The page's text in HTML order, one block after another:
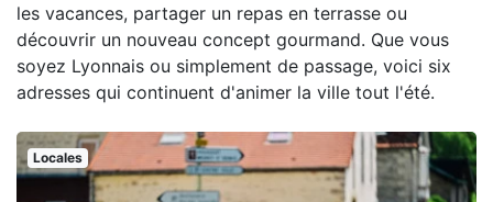
les vacances, partager un repas en terrasse ou
découvrir un nouveau concept gourmand. Que vous
soyez Lyonnais ou simplement de passage, voici six
adresses qui continuent d'animer la ville tout l'été.
Locales